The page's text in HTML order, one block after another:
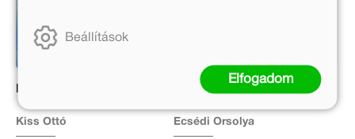
Kiss Ottó
Tárgyalhatunk!
Ecsédi Orsolya
Beállítások
Elfogadom